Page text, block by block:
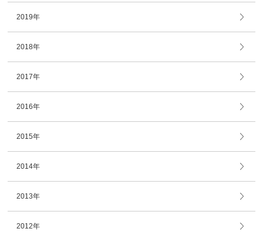
2019年
2018年
2017年
2016年
2015年
2014年
2013年
2012年